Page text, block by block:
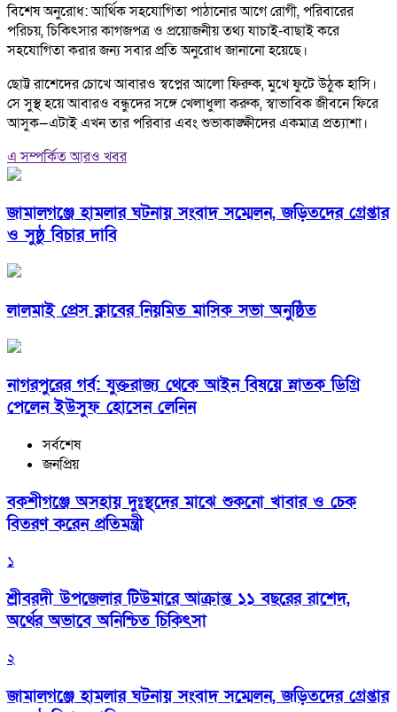
বিশেষ অনুরোধ: আর্থিক সহযোগিতা পাঠানোর আগে রোগী, পরিবারের
পরিচয়, চিকিৎসার কাগজপত্র ও প্রয়োজনীয় তথ্য যাচাই-বাছাই করে
সহযোগিতা করার জন্য সবার প্রতি অনুরোধ জানানো হয়েছে।
ছোট্ট রাশেদের চোখে আবারও স্বপ্নের আলো ফিরুক, মুখে ফুটে উঠুক হাসি।
সে সুস্থ হয়ে আবারও বন্ধুদের সঙ্গে খেলাধুলা করুক, স্বাভাবিক জীবনে ফিরে
আসুক—এটাই এখন তার পরিবার এবং শুভাকাঙ্ক্ষীদের একমাত্র প্রত্যাশা।
এ সম্পর্কিত আরও খবর
জামালগঞ্জে হামলার ঘটনায় সংবাদ সম্মেলন, জড়িতদের গ্রেপ্তার
ও সুষ্ঠু বিচার দাবি
লালমাই প্রেস ক্লাবের নিয়মিত মাসিক সভা অনুষ্ঠিত
নাগরপুরের গর্ব: যুক্তরাজ্য থেকে আইন বিষয়ে স্নাতক ডিগ্রি
পেলেন ইউসুফ হোসেন লেনিন
সর্বশেষ
জনপ্রিয়
বকশীগঞ্জে অসহায় দুঃস্থদের মাঝে শুকনো খাবার ও চেক
বিতরণ করেন প্রতিমন্ত্রী
১
শ্রীবরদী উপজেলার টিউমারে আক্রান্ত ১১ বছরের রাশেদ,
অর্থের অভাবে অনিশ্চিত চিকিৎসা
২
জামালগঞ্জে হামলার ঘটনায় সংবাদ সম্মেলন, জড়িতদের গ্রেপ্তার